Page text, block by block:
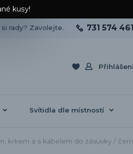
kusy!
rady? Zavolejte. 731 574 461
Svítidla dle místností
krkem a s kabelem do zásuvky /